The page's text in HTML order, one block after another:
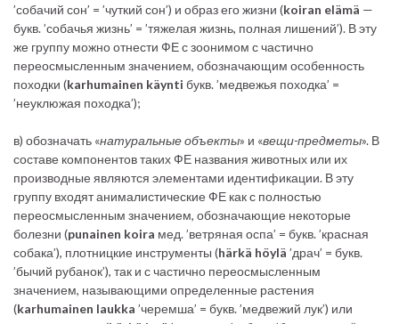
’собачий сон’ = ’чуткий сон’) и образ его жизни (koiran elämä —
букв. ’собачья жизнь’ = ’тяжелая жизнь, полная лишений’). В эту
же группу можно отнести ФЕ с зоонимом с частично
переосмысленным значением, обозначающим особенность
походки (karhumainen käynti букв. ’медвежья походка’ =
’неуклюжая походка’);
в) обозначать «натуральные объекты» и «вещи-предметы». В
составе компонентов таких ФЕ названия животных или их
производные являются элементами идентификации. В эту
группу входят анималистические ФЕ как с полностью
переосмысленным значением, обозначающие некоторые
болезни (punainen koira мед. ’ветряная оспа’ = букв. ’красная
собака’), плотницкие инструменты (härkä höylä ’драч’ = букв.
’бычий рубанок’), так и с частично переосмысленным
значением, называющими определенные растения
(karhumainen laukka ’черемша’ = букв. ’медвежий лук’) или